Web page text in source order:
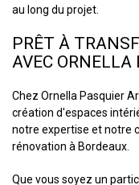
au long du projet.
PRÊT À
AVEC ORNELLA
Chez Ornella Pasquier
création d'espaces
notre expertise et notre
rénovation à Bordeaux.
Que vous soyez un